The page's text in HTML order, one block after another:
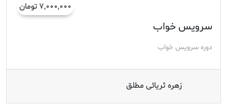
۷,۰۰۰,۰۰۰ تومان
سرویس خواب
دوره سرویس خواب
زهره ثریائی مطلق